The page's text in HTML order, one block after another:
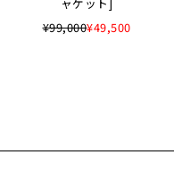
¥99,000¥49,500